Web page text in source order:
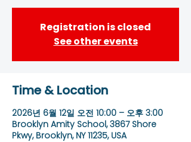
Registration is closed
See other events
Time & Location
2026년 6월 12일 오전 10:00 – 오후 3:00
Brooklyn Amity School, 3867 Shore
Pkwy, Brooklyn, NY 11235, USA